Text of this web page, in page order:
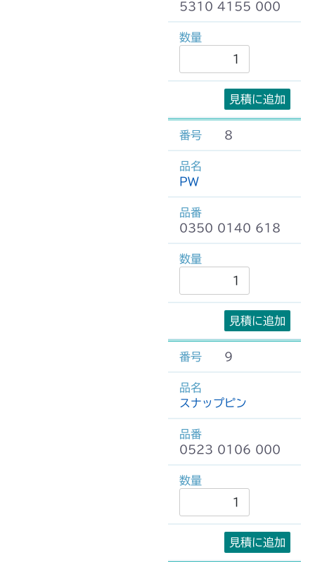
5310 4155 000
見積に追加
8
PW
0350 0140 618
見積に追加
9
スナップピン
0523 0106 000
見積に追加